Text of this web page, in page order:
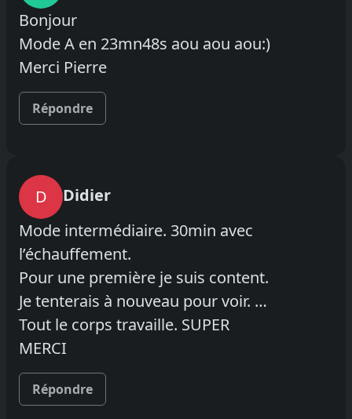
Bonjour
Mode A en 23mn48s aou aou aou:)
Merci Pierre
Répondre
D
Didier
Mode intermédiaire. 30min avec
l’échauffement.
Pour une première je suis content.
Je tenterais à nouveau pour voir. …
Tout le corps travaille. SUPER
MERCI
Répondre